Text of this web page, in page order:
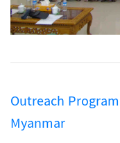
Outreach
Myanmar